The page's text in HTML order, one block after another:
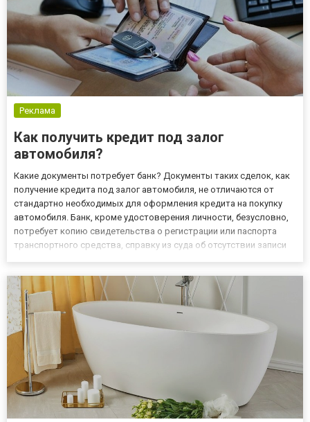
Реклама
Как получить кредит под залог
автомобиля?
Какие документы потребует банк? Документы таких сделок, как
получение кредита под залог автомобиля, не отличаются от
стандартно необходимых для оформления кредита на покупку
автомобиля. Банк, кроме удостоверения личности, безусловно,
потребует копию свидетельства о регистрации или паспорта
транспортного средства, справку из суда об отсутствии записи